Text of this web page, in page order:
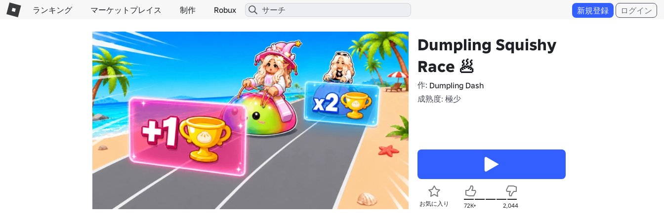
ランキング マーケットプレイス 制作 Robux 新規登録 ログイン
Dumpling Squishy
Race 🥟
作: Dumpling Dash
成熟度: 極少
お気に入り 72K+ 2,044